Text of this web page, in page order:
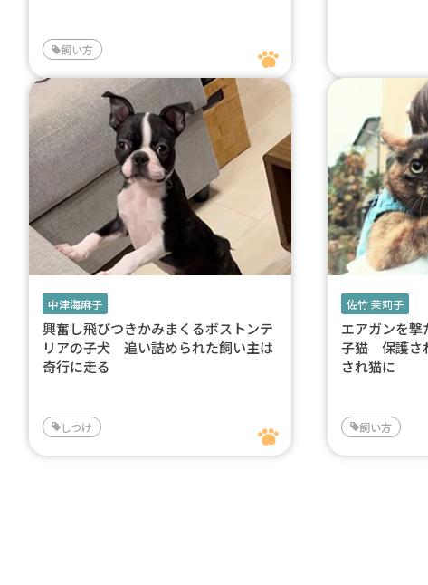
飼い方
中津海麻子
興奮し飛びつきかみまくるボストンテ
リアの子犬 追い詰められた飼い主は
奇行に走る
しつけ
佐竹 茉莉子
エアガンを撃
子猫 保護さ
され猫に
飼い方